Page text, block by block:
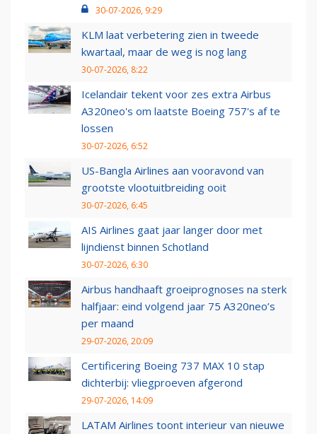
30-07-2026, 9:29
KLM laat verbetering zien in tweede
kwartaal, maar de weg is nog lang
30-07-2026, 8:22
Icelandair tekent voor zes extra Airbus
A320neo's om laatste Boeing 757's af te
lossen
30-07-2026, 6:52
US-Bangla Airlines aan vooravond van
grootste vlootuitbreiding ooit
30-07-2026, 6:45
AIS Airlines gaat jaar langer door met
lijndienst binnen Schotland
30-07-2026, 6:30
Airbus handhaaft groeiprognoses na sterk
halfjaar: eind volgend jaar 75 A320neo’s
per maand
29-07-2026, 20:09
Certificering Boeing 737 MAX 10 stap
dichterbij: vliegproeven afgerond
29-07-2026, 14:09
LATAM Airlines toont interieur van nieuwe